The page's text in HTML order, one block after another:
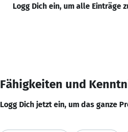
Logg Dich ein, um alle Einträge
Fähigkeiten und
Logg Dich jetzt ein, um das ganze